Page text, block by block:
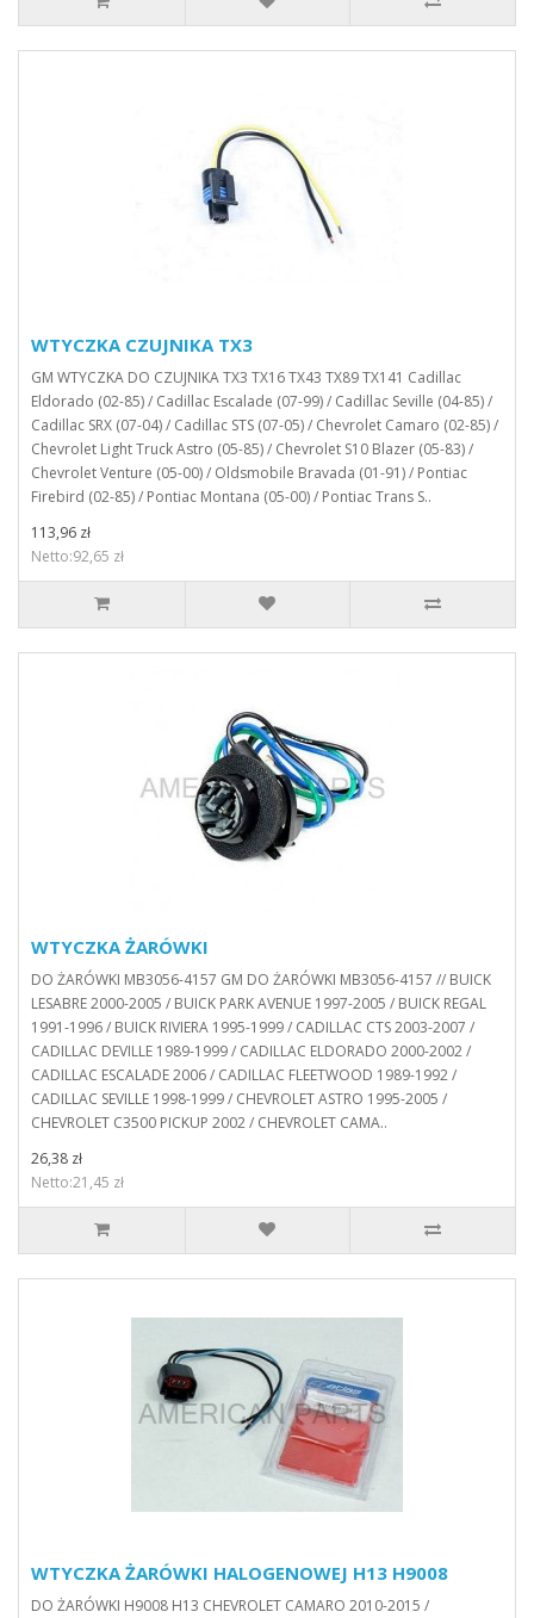
WTYCZKA CZUJNIKA TX3
GM WTYCZKA DO CZUJNIKA TX3 TX16 TX43 TX89 TX141 Cadillac
Eldorado (02-85) / Cadillac Escalade (07-99) / Cadillac Seville (04-85) /
Cadillac SRX (07-04) / Cadillac STS (07-05) / Chevrolet Camaro (02-85) /
Chevrolet Light Truck Astro (05-85) / Chevrolet S10 Blazer (05-83) /
Chevrolet Venture (05-00) / Oldsmobile Bravada (01-91) / Pontiac
Firebird (02-85) / Pontiac Montana (05-00) / Pontiac Trans S..
113,96 zł
Netto:92,65 zł
WTYCZKA ŻARÓWKI
DO ŻARÓWKI MB3056-4157 GM DO ŻARÓWKI MB3056-4157 // BUICK
LESABRE 2000-2005 / BUICK PARK AVENUE 1997-2005 / BUICK REGAL
1991-1996 / BUICK RIVIERA 1995-1999 / CADILLAC CTS 2003-2007 /
CADILLAC DEVILLE 1989-1999 / CADILLAC ELDORADO 2000-2002 /
CADILLAC ESCALADE 2006 / CADILLAC FLEETWOOD 1989-1992 /
CADILLAC SEVILLE 1998-1999 / CHEVROLET ASTRO 1995-2005 /
CHEVROLET C3500 PICKUP 2002 / CHEVROLET CAMA..
26,38 zł
Netto:21,45 zł
WTYCZKA ŻARÓWKI HALOGENOWEJ H13 H9008
DO ŻARÓWKI H9008 H13 CHEVROLET CAMARO 2010-2015 /